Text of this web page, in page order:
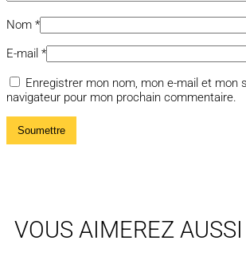
Nom *
E-mail *
Enregistrer mon nom, mon e-mail et mon
navigateur pour mon prochain commentaire.
VOUS AIMEREZ AUSSI